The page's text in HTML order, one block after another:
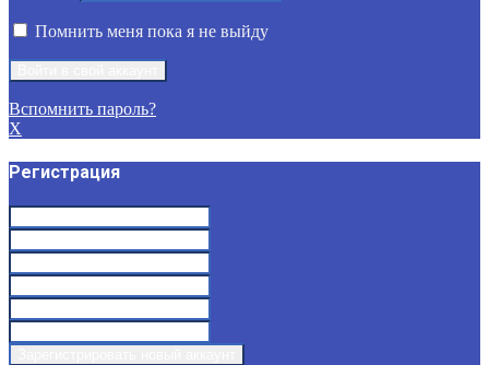
Помнить меня пока я не выйду
Вспомнить пароль?
X
Регистрация